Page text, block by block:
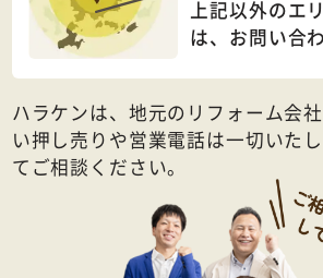
上記以外のエ
は、 お問い合
ハラケンは、地元のリフォーム会
い押し売りや営業電話は一切いた
てご相談ください。